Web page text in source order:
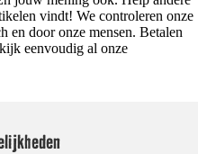
vindt! We controleren onze
en door onze mensen. Betalen
eenvoudig al onze